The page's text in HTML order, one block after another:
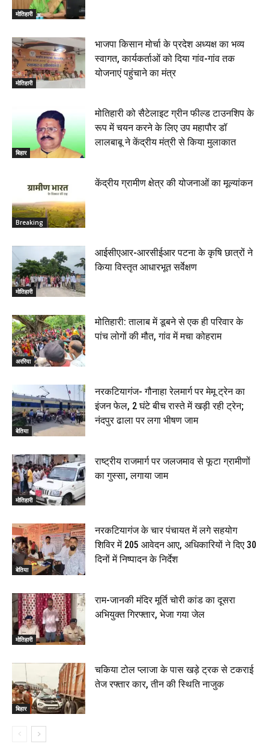
मोतिहारी
मोतिहारी
भाजपा किसान मोर्चा के प्रदेश अध्यक्ष का भव्य
स्वागत, कार्यकर्ताओं को दिया गांव-गांव तक
योजनाएं पहुंचाने का मंत्र
बिहार
मोतिहारी को सैटेलाइट ग्रीन फील्ड टाउनशिप के
रूप में चयन करने के लिए उप महापौर डॉ
लालबाबू ने केंद्रीय मंत्री से किया मुलाकात
Breaking
केंद्रीय ग्रामीण क्षेत्र की योजनाओं का मूल्यांकन
मोतिहारी
आईसीएआर-आरसीईआर पटना के कृषि छात्रों ने
किया विस्तृत आधारभूत सर्वेक्षण
अररिया
मोतिहारी: तालाब में डूबने से एक ही परिवार के
पांच लोगों की मौत, गांव में मचा कोहराम
बेतिया
नरकटियागंज- गौनाहा रेलमार्ग पर मेमू ट्रेन का
इंजन फेल, 2 घंटे बीच रास्ते में खड़ी रही ट्रेन;
नंदपुर ढाला पर लगा भीषण जाम
मोतिहारी
राष्ट्रीय राजमार्ग पर जलजमाव से फूटा ग्रामीणों
का गुस्सा, लगाया जाम
बेतिया
नरकटियागंज के चार पंचायत में लगे सहयोग
शिविर में 205 आवेदन आए, अधिकारियों ने दिए 30
दिनों में निष्पादन के निर्देश
मोतिहारी
राम-जानकी मंदिर मूर्ति चोरी कांड का दूसरा
अभियुक्त गिरफ्तार, भेजा गया जेल
बिहार
चकिया टोल प्लाजा के पास खड़े ट्रक से टकराई
तेज रफ्तार कार, तीन की स्थिति नाजुक